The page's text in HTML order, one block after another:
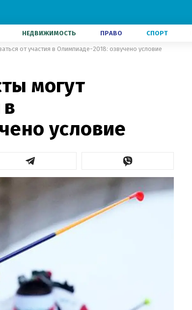
НЕДВИЖИМОСТЬ ПРАВО СПОРТ
от участия в Олимпиаде-2018: озвучено условие
могут
условие